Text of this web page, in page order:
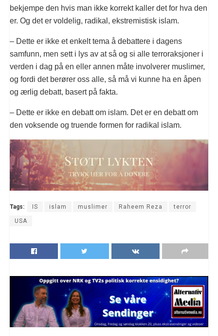
bekjempe den hvis man ikke korrekt kaller det for hva den
er. Og det er voldelig, radikal, ekstremistisk islam.
– Dette er ikke et enkelt tema å debattere i dagens
samfunn, men sett i lys av at så og si alle terroraksjoner i
verden i dag på en eller annen måte involverer muslimer,
og fordi det berører oss alle, så må vi kunne ha en åpen
og ærlig debatt, basert på fakta.
– Dette er ikke en debatt om islam. Det er en debatt om
den voksende og truende formen for radikal islam.
Tags: IS islam muslimer Raheem Reza terror
USA